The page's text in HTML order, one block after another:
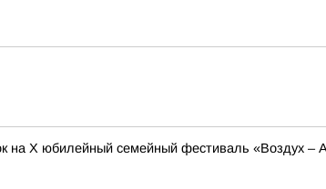
на X юбилейный семейный фестиваль «Воздух –